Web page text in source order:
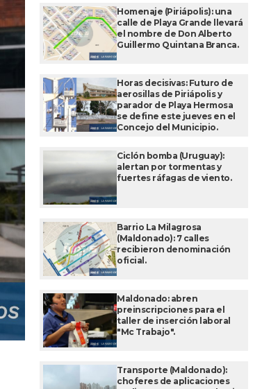
Homenaje (Piriápolis): una
calle de Playa Grande llevará
el nombre de Don Alberto
Guillermo Quintana Branca.
Horas decisivas: Futuro de
aerosillas de Piriápolis y
parador de Playa Hermosa
se define este jueves en el
Concejo del Municipio.
Ciclón bomba (Uruguay):
alertan por tormentas y
fuertes ráfagas de viento.
Barrio La Milagrosa
(Maldonado): 7 calles
recibieron denominación
oficial.
Maldonado: abren
preinscripciones para el
taller de inserción laboral
"Mc Trabajo".
Transporte (Maldonado):
choferes de aplicaciones